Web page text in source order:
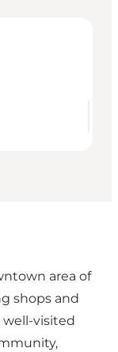
area of
shops and
well-visited